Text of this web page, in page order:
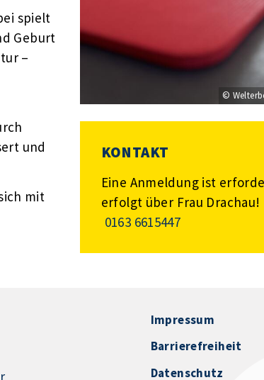
spielt
Geburt
–
und
mit
©
KONTAKT
Eine Anmeldung ist
erfolgt über Frau Drachau!
0163 6615447
Impressum
Barrierefreiheit
Datenschutz